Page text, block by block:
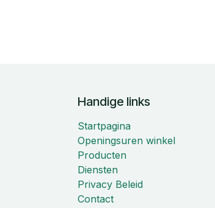
Handige links
Startpagina
Openingsuren winkel
Producten
Diensten
Privacy Beleid
Contact